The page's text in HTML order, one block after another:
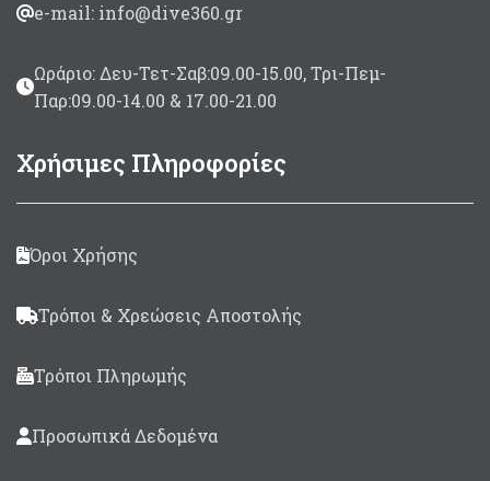
e-mail: info@dive360.gr
Ωράριο: Δευ-Τετ-Σαβ:09.00-15.00, Τρι-Πεμ-
Παρ:09.00-14.00 & 17.00-21.00
Χρήσιμες Πληροφορίες
Όροι Χρήσης
Τρόποι & Χρεώσεις Αποστολής
Τρόποι Πληρωμής
Προσωπικά Δεδομένα